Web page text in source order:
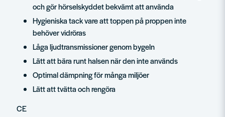
och gör hörselskyddet bekvämt att använda
Hygieniska tack vare att toppen på proppen inte
behöver vidröras
Låga ljudtransmissioner genom bygeln
Lätt att bära runt halsen när den inte används
Optimal dämpning för många miljöer
Lätt att tvätta och rengöra
CE